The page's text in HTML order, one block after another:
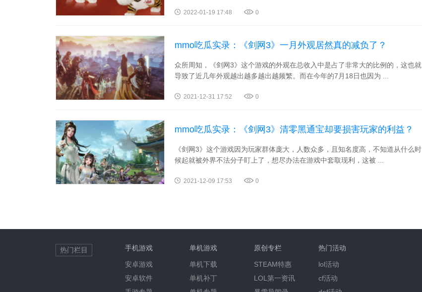
2022-01-19 17:48 0
mmo吃瓜实录：《剑网3》一月外观居然真的减负了？
众所周知，《剑网3》这个游戏的外观在总收入中是占了非常大的比例的，这也就
导致了近几年外观越出越多越出越频繁。而在今年的7月18日也因为 ...
2021-12-31 17:52 0
mmo吃瓜实录：《剑网3》清零黑通宝却要损害玩家的利益？
《剑网3》这个游戏因为玩家群体庞大，人数众多，且知名度高，不知道从什么时
候起就被外界不法分子盯上了，想尽办法在游戏中套取现利，这被 ...
2021-12-09 17:53 0
手机游戏
安卓游戏
安卓软件
单机游戏
单机下载
单机补丁
原创专栏
STEAM特惠
LOL第一资讯
热门活动
lol活动
cf活动
热门栏目